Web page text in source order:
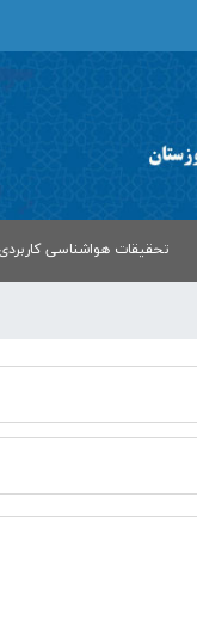
تحقیقات هواشناسی کاربردی